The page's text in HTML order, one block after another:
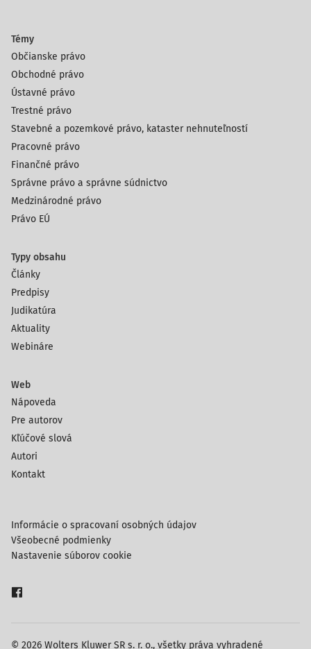
Témy
Občianske právo
Obchodné právo
Ústavné právo
Trestné právo
Stavebné a pozemkové právo, kataster nehnuteľností
Pracovné právo
Finančné právo
Správne právo a správne súdnictvo
Medzinárodné právo
Právo EÚ
Typy obsahu
Články
Predpisy
Judikatúra
Aktuality
Webináre
Web
Nápoveda
Pre autorov
Kľúčové slová
Autori
Kontakt
© 2026 Wolters Kluwer SR s. r. o., všetky práva vyhradené
Informácie o spracovaní osobných údajov
Všeobecné podmienky
Nastavenie súborov cookie